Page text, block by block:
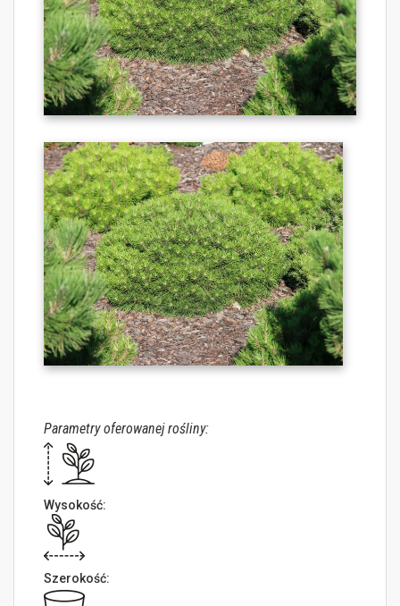
Parametry oferowanej rośliny:
Wysokość:
Szerokość: